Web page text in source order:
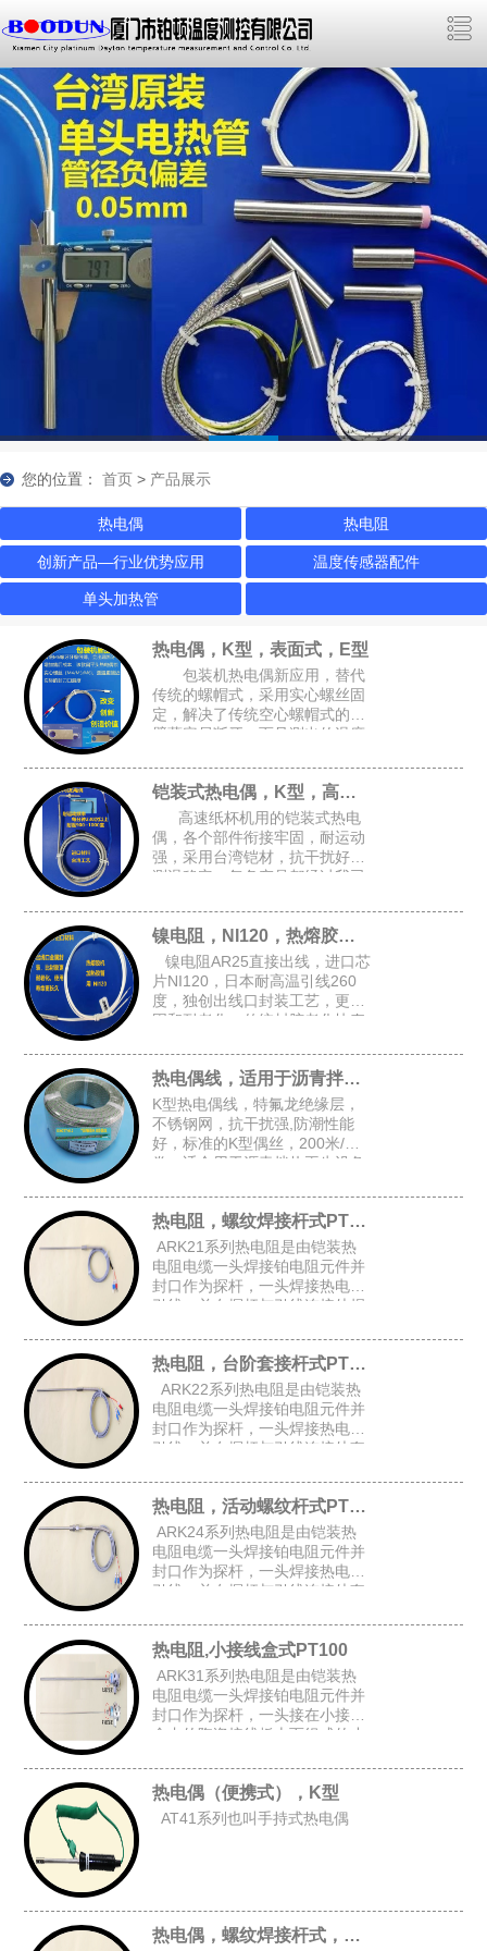
您的位置： 首页 > 产品展示
热电偶 热电阻
创新产品—行业优势应用 温度传感器配件
单头加热管
热电偶，K型，表面式，E型
包装机热电偶新应用，替代
传统的螺帽式，采用实心螺丝固
定，解决了传统空心螺帽式的牙
壁薄容易断牙，而且测出的温度
的锁孔，安装空间要求小，适合
包装设备的加热磨具，热封刀铠装式热电偶，K型，高速纸杯机K型偶
高速纸杯机用的铠装式热电
偶，各个部件衔接牢固，耐运动
强，采用台湾铠材，抗干扰好，
测温稳定，每条产品都经过我司
检测，确保每条产品都是完好的
才能出厂
镍电阻，NI120，热熔胶机胶管感温头
镍电阻AR25直接出线，进口芯
片NI120，日本耐高温引线260
度，独创出线口封装工艺，更牢
固和耐老化，传统封胶老化快寿
5*30，4*30
热电偶线，适用于沥青拌热再生设备
K型热电偶线，特氟龙绝缘层，
不锈钢网，抗干扰强,防潮性能
好，标准的K型偶丝，200米/
卷，适合用于沥青拌热再生设备
合
热电阻，螺纹焊接杆式PT100
ARK21系列热电阻是由铠装热
电阻电缆一头焊接铂电阻元件并
封口作为探杆，一头焊接热电阻
引线，并在探杆与引线连接处焊
纹焊接杆式铠装热电阻。
热电阻，台阶套接杆式PT100
ARK22系列热电阻是由铠装热
电阻电缆一头焊接铂电阻元件并
封口作为探杆，一头焊接热电阻
引线，并在探杆与引线连接处套
阶套接杆式铠装热电阻。
热电阻，活动螺纹杆式PT100
ARK24系列热电阻是由铠装热
电阻电缆一头焊接铂电阻元件并
封口作为探杆，一头焊接热电阻
引线，并在探杆与引线连接处套
上活动螺纹而组成的活动螺纹杆
式铠装热电阻。
热电阻,小接线盒式PT100
ARK31系列热电阻是由铠装热
电阻电缆一头焊接铂电阻元件并
封口作为探杆，一头接在小接线
盒内的陶瓷接线板上而组成的小
热电偶（便携式），K型
AT41系列也叫手持式热电偶
热电偶，螺纹焊接杆式，K型